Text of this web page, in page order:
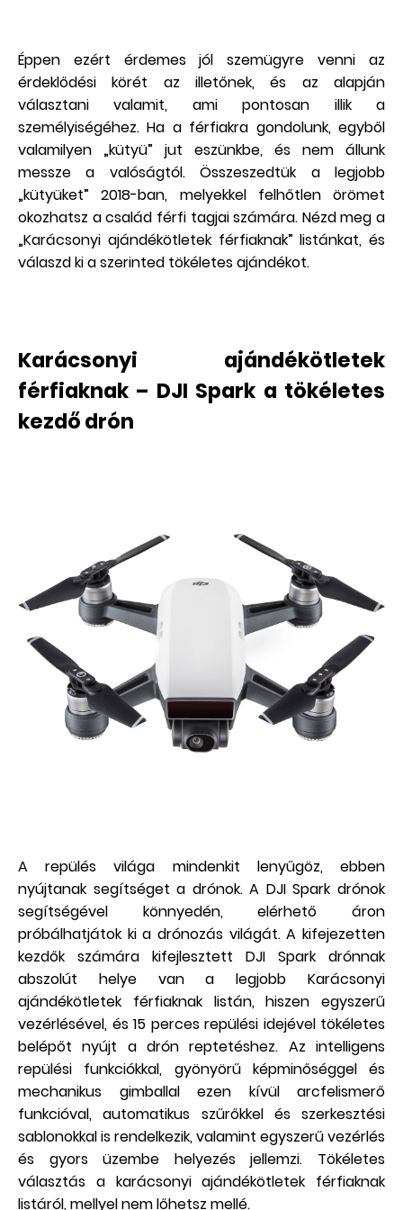
Éppen ezért érdemes jól szemügyre venni az
érdeklődési körét az illetőnek, és az alapján
választani valamit, ami pontosan illik a
személyiségéhez. Ha a férfiakra gondolunk, egyből
valamilyen „kütyü” jut eszünkbe, és nem állunk
messze a valóságtól. Összeszedtük a legjobb
„kütyüket” 2018-ban, melyekkel felhőtlen örömet
okozhatsz a család férfi tagjai számára. Nézd meg a
„Karácsonyi ajándékötletek férfiaknak” listánkat, és
válaszd ki a szerinted tökéletes ajándékot.
Karácsonyi ajándékötletek
férfiaknak – DJI Spark a tökéletes
kezdő drón
A repülés világa mindenkit lenyűgöz, ebben
nyújtanak segítséget a drónok. A DJI Spark drónok
segítségével könnyedén, elérhető áron
próbálhatjátok ki a drónozás világát. A kifejezetten
kezdők számára kifejlesztett DJI Spark drónnak
abszolút helye van a legjobb Karácsonyi
ajándékötletek férfiaknak listán, hiszen egyszerű
vezérlésével, és 15 perces repülési idejével tökéletes
belépőt nyújt a drón reptetéshez. Az intelligens
repülési funkciókkal, gyönyörű képminőséggel és
mechanikus gimballal ezen kívül arcfelismerő
funkcióval, automatikus szűrőkkel és szerkesztési
sablonokkal is rendelkezik, valamint egyszerű vezérlés
és gyors üzembe helyezés jellemzi. Tökéletes
választás a karácsonyi ajándékötletek férfiaknak
listáról, mellyel nem lőhetsz mellé.